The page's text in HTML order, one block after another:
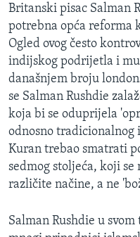
pretraguBOSNA I HERCEGOVINA
SVIJET
SPECIJALNI PROJEKTI
KORUPCIJA
SLOBODA MEDIJA
ŽENSKA STRANA
IZBJEGLIČKA STRANA
MAGAZIN
O GLASU AMERIKE
PRATITE NAS
Britanski pisac Salman
potrebna opća reforma
Ogled ovog često
indijskog podrijetla i
današnjem broju
se Salman Rushdie
koja bi se oduprijela
odnosno tradicionalnog
Kuran trebao smatrati
sedmog stoljeća, koji
različite načine, a ne
Salman Rushdie u